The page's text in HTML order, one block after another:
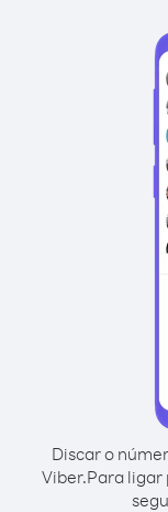
Discar o
Viber.Para ligar